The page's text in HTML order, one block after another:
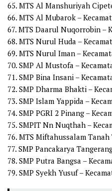
65. MTS Al Manshuriyah
66. MTS Al Mubarok –
67. MTS Daarul Nuqorrobin –
68. MTS Nurul Huda –
69. MTS Nurul Iman –
70. SMP Al Mustofa –
71. SMP Bina Insani –
72. SMP Dharma Bhakti –
73. SMP Islam Yappida –
74. SMP PGRI 2 Pinang –
75. SMPIT Nn Nuqthah –
76. MTS Miftahussalam
77. SMP Pancakarya
78. SMP Putra Bangsa –
79. SMP Syekh Yusuf –